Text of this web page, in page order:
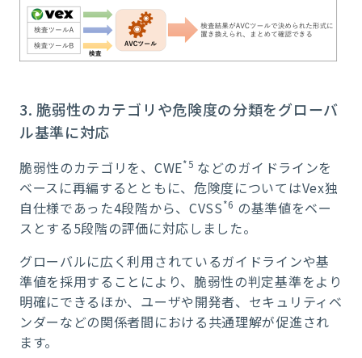
3. 脆弱性のカテゴリや危険度の分類をグローバ
ル基準に対応
脆弱性のカテゴリを、CWE*5 などのガイドラインを
ベースに再編するとともに、危険度についてはVex独
自仕様であった4段階から、CVSS*6 の基準値をベー
スとする5段階の評価に対応しました。
グローバルに広く利用されているガイドラインや基
準値を採用することにより、脆弱性の判定基準をより
明確にできるほか、ユーザや開発者、セキュリティベ
ンダーなどの関係者間における共通理解が促進され
ます。